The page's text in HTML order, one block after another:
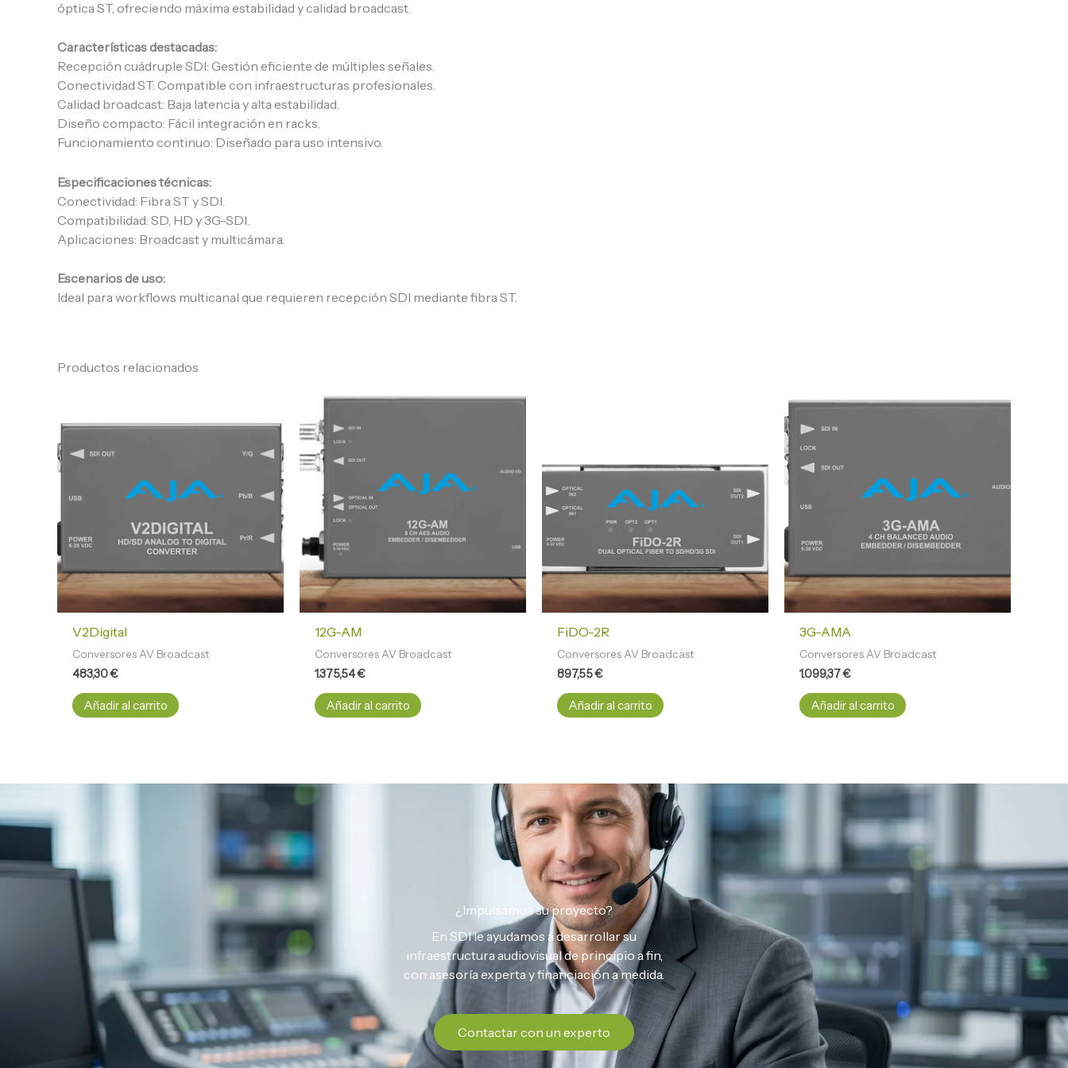
óptica ST, ofreciendo máxima estabilidad y calidad broadcast.
Características destacadas:
Recepción cuádruple SDI: Gestión eficiente de múltiples señales.
Conectividad ST: Compatible con infraestructuras profesionales.
Calidad broadcast: Baja latencia y alta estabilidad.
Diseño compacto: Fácil integración en racks.
Funcionamiento continuo: Diseñado para uso intensivo.
Especificaciones técnicas:
Conectividad: Fibra ST y SDI.
Compatibilidad: SD, HD y 3G-SDI.
Aplicaciones: Broadcast y multicámara.
Escenarios de uso:
Ideal para workflows multicanal que requieren recepción SDI mediante fibra ST.
Productos relacionados
V2Digital
Conversores AV Broadcast
483,30€
Añadir al carrito
12G-AM
Conversores AV Broadcast
1.375,54€
Añadir al carrito
FiDO-2R
Conversores AV Broadcast
897,55€
Añadir al carrito
3G-AMA
Conversores AV Broadcast
1.099,37€
Añadir al carrito
¿Impulsamos su proyecto?
En SDI le ayudamos a desarrollar su
infraestructura audiovisual de principio a fin,
con asesoría experta y financiación a medida.
Contactar con un experto